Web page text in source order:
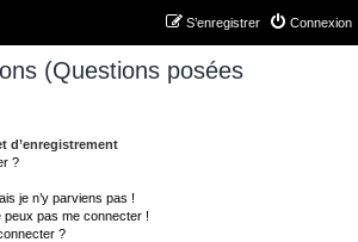
Connexion
S’enregistrer
(Questions posées
d’enregistrement
?
je n’y parviens pas !
pas me connecter !
?